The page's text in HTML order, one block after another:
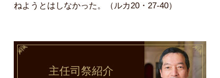
ねようとはしなかった。（ルカ20・27-40）
主任司祭紹介